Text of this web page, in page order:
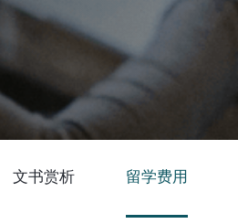
文书赏析 留学费用